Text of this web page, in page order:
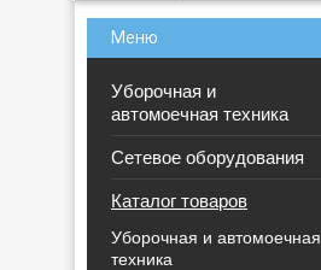
Уборочная и
автомоечная техника
Сетевое оборудования
Каталог товаров
Уборочная и автомоечная
техника